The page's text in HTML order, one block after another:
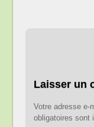
Laisser un
Votre adresse e-
obligatoires sont